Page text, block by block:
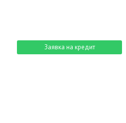
Заявка на кредит